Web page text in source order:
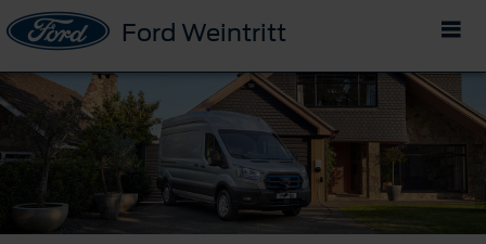
Ford Weintritt